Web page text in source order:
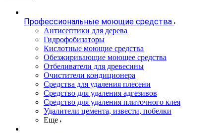
Профессиональные моющие средства
Антисептики для дерева
Гидрофобизаторы
Кислотные моющие средства
Обезжиривающие моющее средства
Отбеливатели для древесины
Очистители кондиционера
Средства для удаления плесени
Средство для удаления адгезивов
Средство для удаления плиточного клея
Удалители цемента, извести, побелки
Еще